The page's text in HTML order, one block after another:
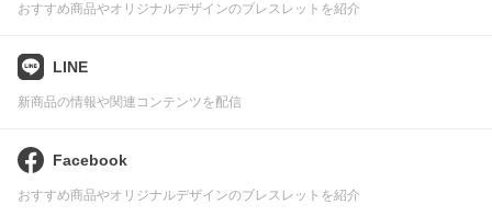
おすすめ商品やオリジナルデザインのブレスレットを紹介
LINE
新商品の情報や関連コンテンツを配信
Facebook
おすすめ商品やオリジナルデザインのブレスレットを紹介